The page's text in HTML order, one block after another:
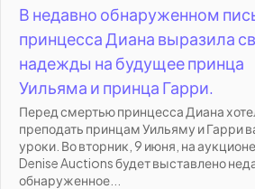
В недавно обнаруженном
принцесса Диана выразила
надежды на будущее принца
Уильяма и принца Гарри.
Перед смертью принцесса Диана
преподать принцам Уильяму и Гарри
уроки. Во вторник, 9 июня, на
Denise Auctions будет выставлено
обнаруженное...